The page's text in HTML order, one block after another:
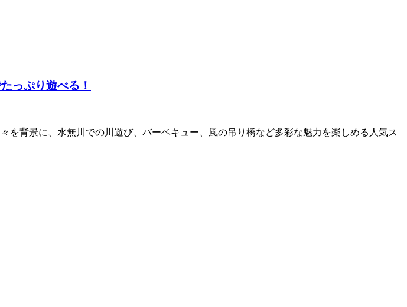
っぷり遊べる！
背景に、水無川での川遊び、バーベキュー、風の吊り橋など多彩な魅力を楽しめる人気ス